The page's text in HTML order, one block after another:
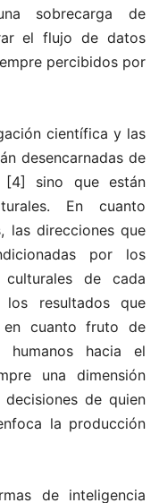
sobrecarga de
el flujo de datos
percibidos por
científica y las
desencarnadas de
[4] sino que están
En cuanto
las direcciones que
por los
de cada
resultados que
en cuanto fruto de
humanos hacia el
una dimensión
de quien
la producción
de inteligencia